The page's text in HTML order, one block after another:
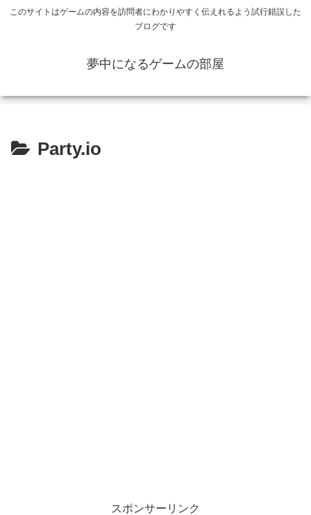
このサイトはゲームの内容を訪問者にわかりやすく伝えれるよう試行錯誤した
ブログです
夢中になるゲームの部屋
Party.io
スポンサーリンク